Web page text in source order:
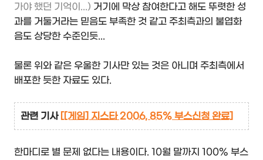
가야 했던 기억이...) 거기에 막상 참여한다고 해도 뚜렷한 성
과를 거둘거라는 믿음도 부족한 것 같고 주최측과의 불엽화
음도 상당한 수준인듯...
물론 위와 같은 우울한 기사만 있는 것은 아니며 주최측에서
배포한 듯한 자료도 있다.
관련 기사 [[게임] 지스타 2006, 85% 부스신청 완료]
한마디로 별 문제 없다는 내용이다. 10월 말까지 100% 부스